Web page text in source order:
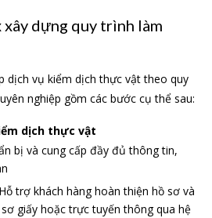
xây dựng quy trình làm
dịch vụ kiểm dịch thực vật theo quy
nghiệp gồm các bước cụ thể sau:
dịch thực vật
bị và cung cấp đầy đủ thông tin,
trợ khách hàng hoàn thiện hồ sơ và
giấy hoặc trực tuyến thông qua hệ